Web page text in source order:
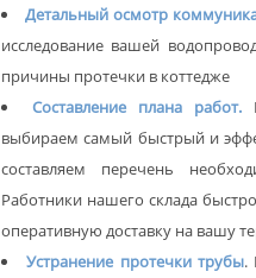
Детальный осмотр
исследование вашей
причины протечки в коттедже
Составление плана работ.
выбираем самый быстрый и
составляем перечень
Работники нашего склада
оперативную доставку на вашу
Устранение протечки трубы.